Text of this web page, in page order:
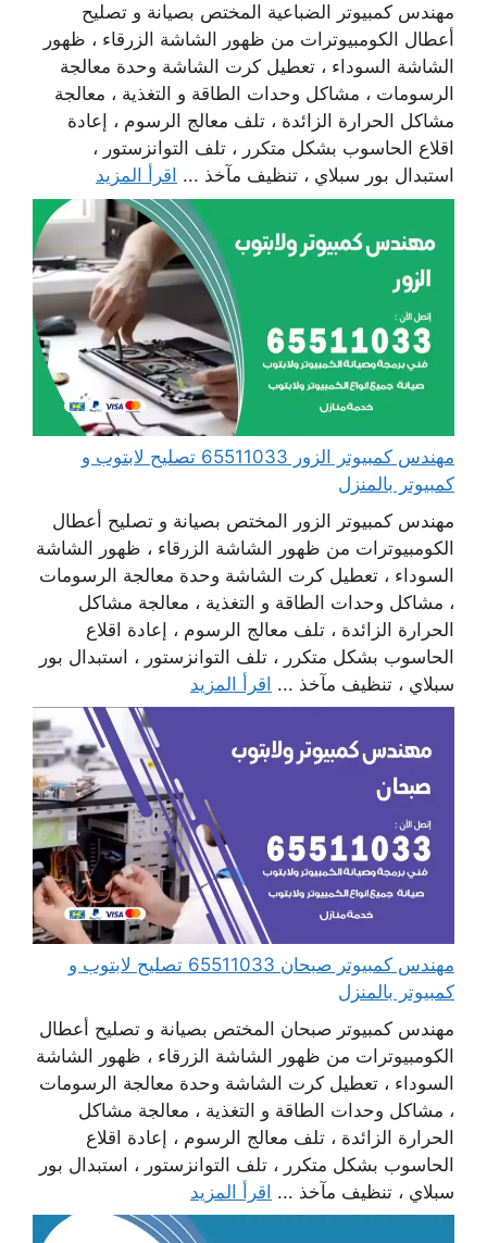
مهندس كمبيوتر الضباعية المختص بصيانة و تصليح
أعطال الكومبيوترات من ظهور الشاشة الزرقاء ، ظهور
الشاشة السوداء ، تعطيل كرت الشاشة وحدة معالجة
الرسومات ، مشاكل وحدات الطاقة و التغذية ، معالجة
مشاكل الحرارة الزائدة ، تلف معالج الرسوم ، إعادة
اقلاع الحاسوب بشكل متكرر ، تلف التوانزستور ،
استبدال بور سبلاي ، تنظيف مآخذ ... اقرأ المزيد
مهندس كمبيوتر الزور 65511033 تصليح لابتوب و
كمبيوتر بالمنزل
مهندس كمبيوتر الزور المختص بصيانة و تصليح أعطال
الكومبيوترات من ظهور الشاشة الزرقاء ، ظهور الشاشة
السوداء ، تعطيل كرت الشاشة وحدة معالجة الرسومات
، مشاكل وحدات الطاقة و التغذية ، معالجة مشاكل
الحرارة الزائدة ، تلف معالج الرسوم ، إعادة اقلاع
الحاسوب بشكل متكرر ، تلف التوانزستور ، استبدال بور
سبلاي ، تنظيف مآخذ ... اقرأ المزيد
مهندس كمبيوتر صبحان 65511033 تصليح لابتوب و
كمبيوتر بالمنزل
مهندس كمبيوتر صبحان المختص بصيانة و تصليح أعطال
الكومبيوترات من ظهور الشاشة الزرقاء ، ظهور الشاشة
السوداء ، تعطيل كرت الشاشة وحدة معالجة الرسومات
، مشاكل وحدات الطاقة و التغذية ، معالجة مشاكل
الحرارة الزائدة ، تلف معالج الرسوم ، إعادة اقلاع
الحاسوب بشكل متكرر ، تلف التوانزستور ، استبدال بور
سبلاي ، تنظيف مآخذ ... اقرأ المزيد